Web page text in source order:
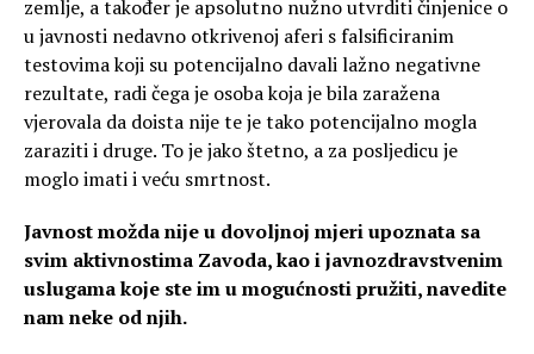
zemlje, a također je apsolutno nužno utvrditi činjenice o
u javnosti nedavno otkrivenoj aferi s falsificiranim
testovima koji su potencijalno davali lažno negativne
rezultate, radi čega je osoba koja je bila zaražena
vjerovala da doista nije te je tako potencijalno mogla
zaraziti i druge. To je jako štetno, a za posljedicu je
moglo imati i veću smrtnost.
Javnost možda nije u dovoljnoj mjeri upoznata sa
svim aktivnostima Zavoda, kao i javnozdravstvenim
uslugama koje ste im u mogućnosti pružiti, navedite
nam neke od njih.